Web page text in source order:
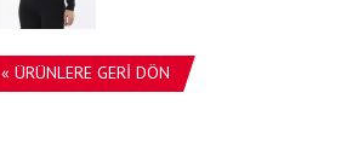
« ÜRÜNLERE GERİ DÖN